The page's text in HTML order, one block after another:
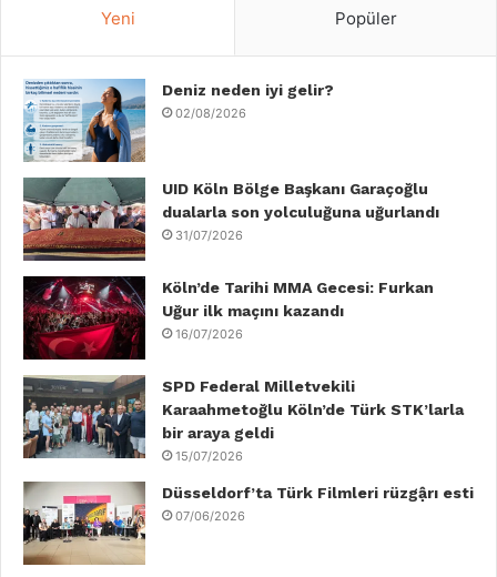
b
o
o
k
t
r
e
I
n
u
e
r
Yeni Popüler
Deniz neden iyi gelir?
02/08/2026
UID Köln Bölge Başkanı Garaçoğlu
dualarla son yolculuğuna uğurlandı
31/07/2026
Köln’de Tarihi MMA Gecesi: Furkan
Uğur ilk maçını kazandı
16/07/2026
SPD Federal Milletvekili
Karaahmetoğlu Köln’de Türk STK’larla
bir araya geldi
15/07/2026
Düsseldorf’ta Türk Filmleri rüzgậrı esti
07/06/2026